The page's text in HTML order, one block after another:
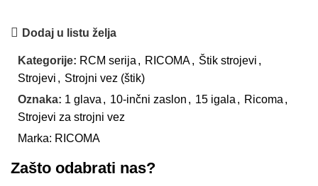
Dodaj u listu želja
Kategorije: RCM serija , RICOMA, Štik strojevi ,
Strojevi , Strojni vez (štik)
Oznaka: 1 glava , 10-inčni zaslon , 15 igala , Ricoma ,
Strojevi za strojni vez
Marka: RICOMA
Zašto odabrati nas?